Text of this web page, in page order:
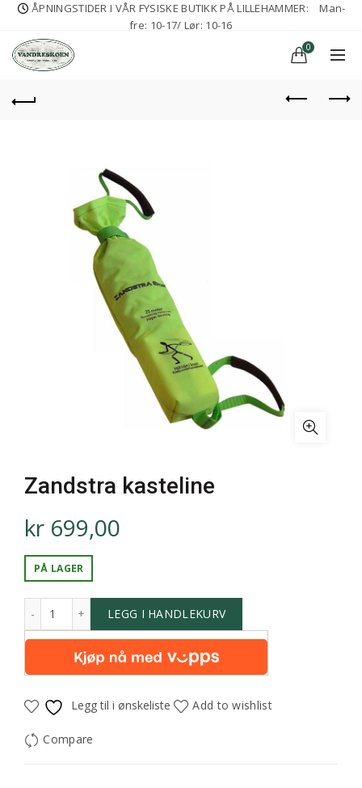
ÅPNINGSTIDER I VÅR FYSISKE BUTIKK PÅ LILLEHAMMER:
Man-
fre: 10-17/ Lør: 10-16
0
Zandstra kasteline
kr 699,00
PÅ LAGER
LEGG I HANDLEKURV
Legg til i ønskeliste Add to wishlist
Compare